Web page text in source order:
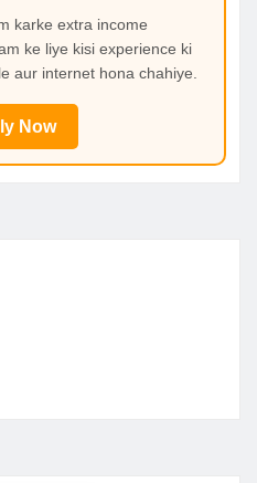
karke extra income
ke liye kisi experience ki
aur internet hona chahiye.
Now